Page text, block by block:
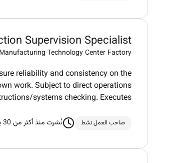
Supervision Specialist
Technology Center Factory
reliability and consistency on the
work. Subject to direct operations
systems checking. Executes
صاحب العمل نشط نُشرت منذ أكثر من 30 يومًا